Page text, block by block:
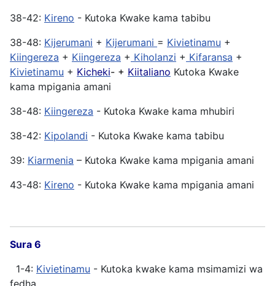
38-42: Kireno - Kutoka Kwake kama tabibu
38-48: Kijerumani + Kijerumani = Kivietinamu +
Kiingereza + Kiingereza + Kiholanzi + Kifaransa +
Kivietinamu + Kicheki- + Kiitaliano Kutoka Kwake
kama mpigania amani
38-48: Kiingereza - Kutoka Kwake kama mhubiri
38-42: Kipolandi - Kutoka Kwake kama tabibu
39: Kiarmenia – Kutoka Kwake kama mpigania amani
43-48: Kireno - Kutoka Kwake kama mpigania amani
Sura 6
1-4: Kivietinamu - Kutoka kwake kama msimamizi wa
fedha